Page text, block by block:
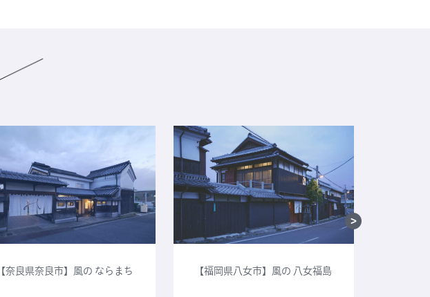
【奈良県奈良市】風の ならまち 【福岡県八女市】風の 八女福島